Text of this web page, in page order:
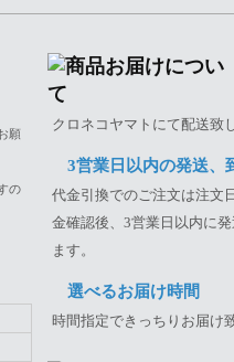
願
の
クロネコヤマトにて配送致
3営業日以内の発送、
代金引換でのご注文は注文
金確認後、3営業日以内に
ます。
選べるお届け時間
時間指定できっちりお届け